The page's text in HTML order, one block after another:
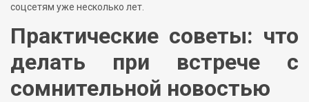
соцсетям уже несколько лет.
Практические советы: что
делать при встрече с
сомнительной новостью